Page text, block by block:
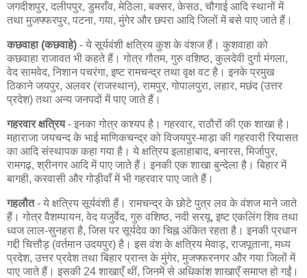
जगदीशपुर, दलीपपुर, डुमराँव, मेठिला, बक्सर, केसठ, चौगाई आदि स्थानों में
तथा मुजफ्फरपुर, पटना, गया, मुंगेर और छपरा आदि जिलों में बसे पाए जाते हैं।
कछवाहा (कछवाहे) - ये सूर्यवंशी क्षत्रिय कुश के वंशज हैं। कुशवाहा को
कछवाहा राजावत भी कहते हैं। गोत्र गौतम, गुरु वशिष्ठ, कुलदेवी दुर्गा मंगला,
वेद सामवेद, निशान पचरंगा, इष्ट रामचन्द्र तथा वृक्ष वट है। इनके प्रमुख
ठिकाने जयपुर, अलवर (राजस्थान), रामपुर, गोपालपुरा, लहार, मछंद (उत्तर
प्रदेश) तथा अन्य जनपदों में पाए जाते हैं।
गहरवार क्षत्रिय- इनका गोत्र कश्यप है। गहरवार, राठौरों की एक शाखा है।
महाराजा जयचन्द के भाई माणिकचन्द्र को विजयपुर-माड़ा की गहरवारी रियासत
का आदि संस्थापक कहा गया है। ये क्षत्रिय इलाहाबाद, बनारस, मिर्जापुर,
रामगढ़, श्रीनगर आदि में पाए जाते हैं। इनकी एक शाखा बुन्देला है। बिहार में
बागही, करवासी और गोड़ीवाँ में भी गहरवार पाए जाते हैं।
गहलौत- ये क्षत्रिय सूर्यवंशी हैं। रामचन्द्र के छोटे पुत्र लव के वंशज माने जाते
हैं। गोत्र वैशम्पायन, वेद यजुर्वेद, गुरु वशिष्ठ, नदी सरयू, इष्ट एकलिंग शिव तथा
ध्वज लाल-सुनहरा है, जिस पर सूर्यदेव का चिह्न अंकित रहता है। इनकी प्रधान
गद्दी चित्तौड़ (वर्तमान उदयपुर) है। इस वंश के क्षत्रिय मेवाड़, राजपूताना, मध्य
प्रदेश, उत्तर प्रदेश तथा बिहार प्रान्त के मुंगेर, मुजफ्फरनगर और गया जिलों में
पाए जाते हैं। इसकी 24 शाखाएँ थीं, जिनमें से अधिकांश शाखाएँ समाप्त हो गईं।